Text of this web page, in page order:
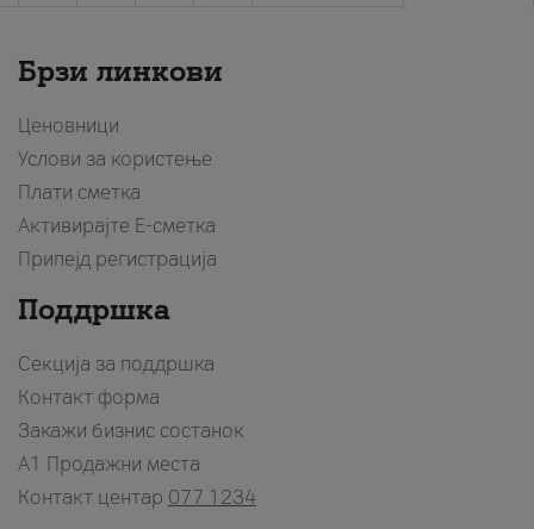
Брзи линкови
Ценовници
Услови за користење
Плати сметка
Активирајте Е-сметка
Припејд регистрација
Поддршка
Секција за поддршка
Контакт форма
Закажи бизнис состанок
A1 Продажни места
Контакт центар 077 1234